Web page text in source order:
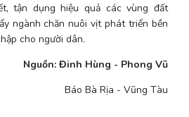
tận dụng hiệu quả các vùng đất
ngành chăn nuôi vịt phát triển bền
cho người dân.
Nguồn: Đinh Hùng - Phong Vũ
Báo Bà Rịa - Vũng Tàu